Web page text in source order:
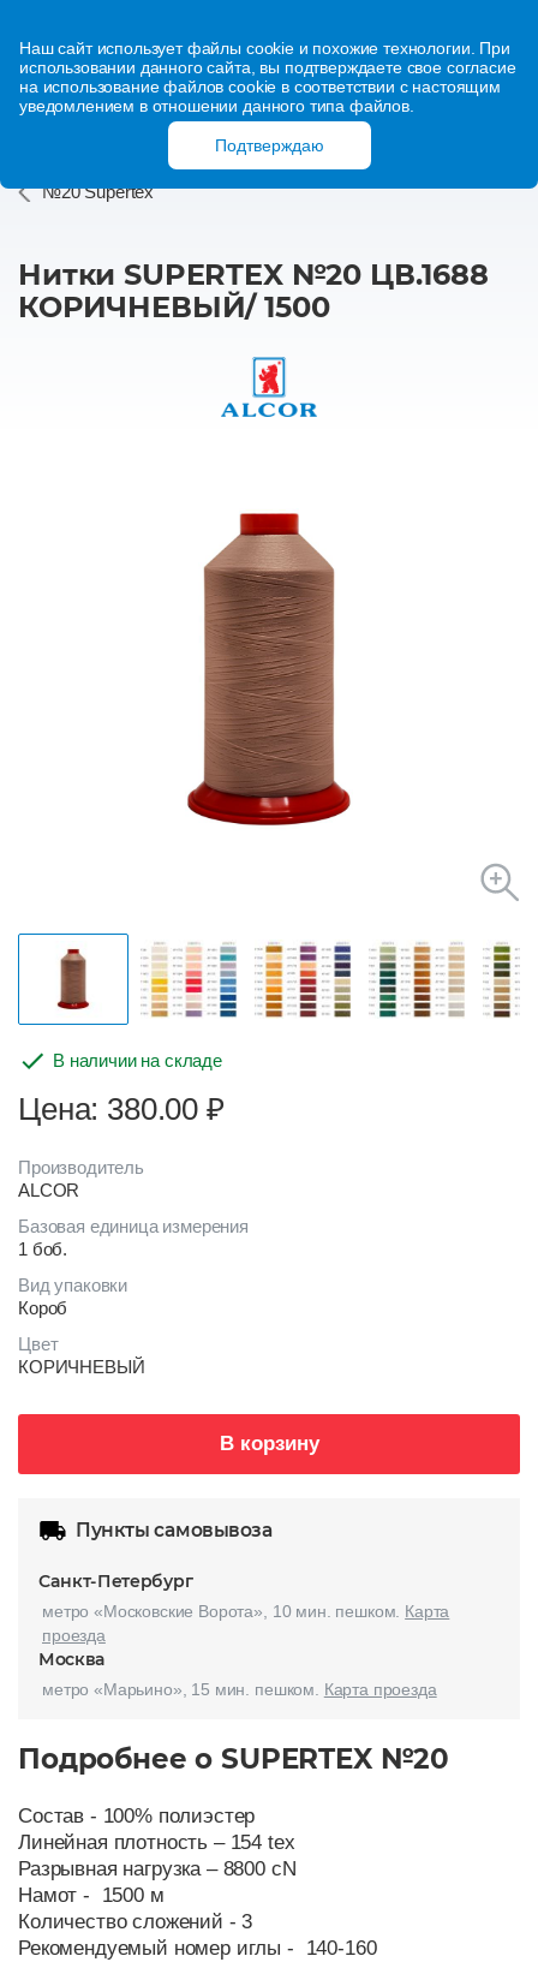
Наш сайт использует файлы cookie и похожие технологии. При
использовании данного сайта, вы подтверждаете свое согласие
на использование файлов cookie в соответствии с настоящим
уведомлением в отношении данного типа файлов.
Подтверждаю
№20 Supertex
Нитки SUPERTEX №20 ЦВ.1688
КОРИЧНЕВЫЙ/ 1500
В наличии на складе
Цена: 380.00 ₽
Производитель
ALCOR
Базовая единица измерения
1 боб.
Вид упаковки
Короб
Цвет
КОРИЧНЕВЫЙ
В корзину
Пункты самовывоза
Санкт-Петербург
метро «Московские Ворота», 10 мин. пешком. Карта
проезда
Москва
метро «Марьино», 15 мин. пешком. Карта проезда
Подробнее о SUPERTEX №20
Состав - 100% полиэстер
Линейная плотность – 154 tex
Разрывная нагрузка – 8800 cN
Намот - 1500 м
Количество сложений - 3
Рекомендуемый номер иглы - 140-160